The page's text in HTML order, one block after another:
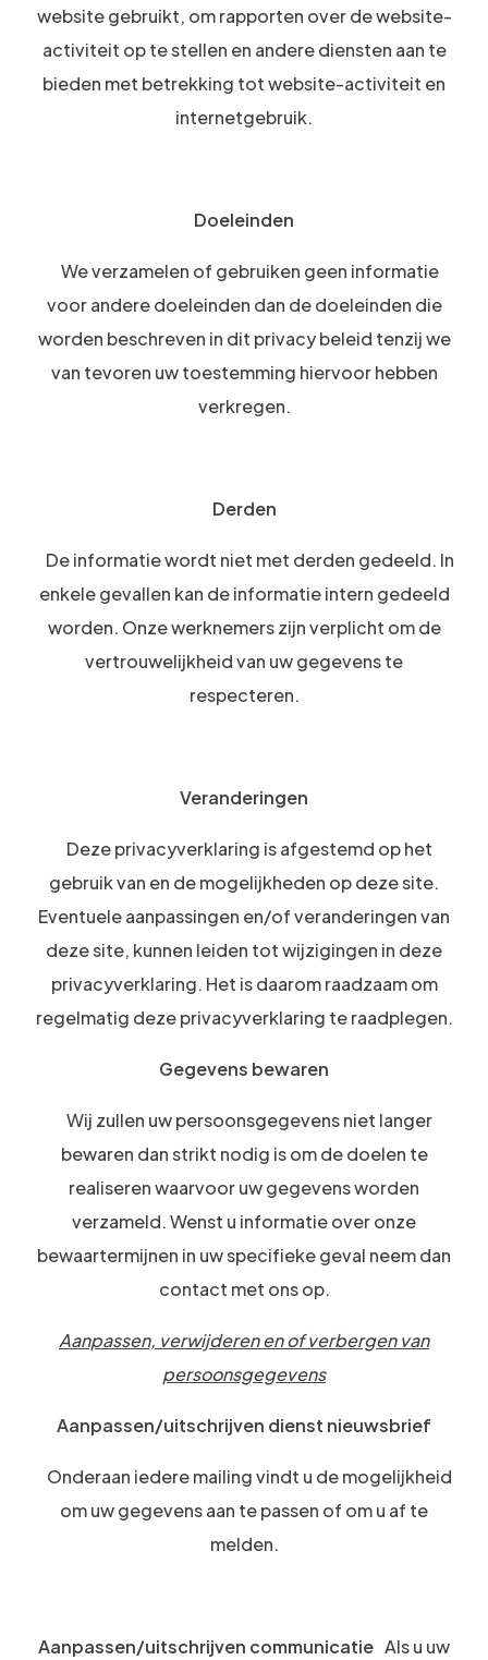
website gebruikt, om rapporten over de website-
activiteit op te stellen en andere diensten aan te
bieden met betrekking tot website-activiteit en
internetgebruik.
Doeleinden
We verzamelen of gebruiken geen informatie
voor andere doeleinden dan de doeleinden die
worden beschreven in dit privacy beleid tenzij we
van tevoren uw toestemming hiervoor hebben
verkregen.
Derden
De informatie wordt niet met derden gedeeld. In
enkele gevallen kan de informatie intern gedeeld
worden. Onze werknemers zijn verplicht om de
vertrouwelijkheid van uw gegevens te
respecteren.
Veranderingen
Deze privacyverklaring is afgestemd op het
gebruik van en de mogelijkheden op deze site.
Eventuele aanpassingen en/of veranderingen van
deze site, kunnen leiden tot wijzigingen in deze
privacyverklaring. Het is daarom raadzaam om
regelmatig deze privacyverklaring te raadplegen.
Gegevens bewaren
Wij zullen uw persoonsgegevens niet langer
bewaren dan strikt nodig is om de doelen te
realiseren waarvoor uw gegevens worden
verzameld. Wenst u informatie over onze
bewaartermijnen in uw specifieke geval neem dan
contact met ons op.
Aanpassen, verwijderen en of verbergen van
persoonsgegevens
Aanpassen/uitschrijven dienst nieuwsbrief
Onderaan iedere mailing vindt u de mogelijkheid
om uw gegevens aan te passen of om u af te
melden.
Aanpassen/uitschrijven communicatie Als u uw